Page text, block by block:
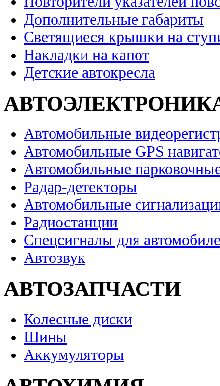
Дополнительные габариты
Светящиеся крышки на
Накладки на капот
Детские автокресла
Автомобильные
Автомобильные GPS
Автомобильные
Радар-детекторы
Автомобильные
Радиостанции
Спецсигналы для
Автозвук
АВТОЗАПЧАСТИ
Колесные диски
Шины
Аккумуляторы